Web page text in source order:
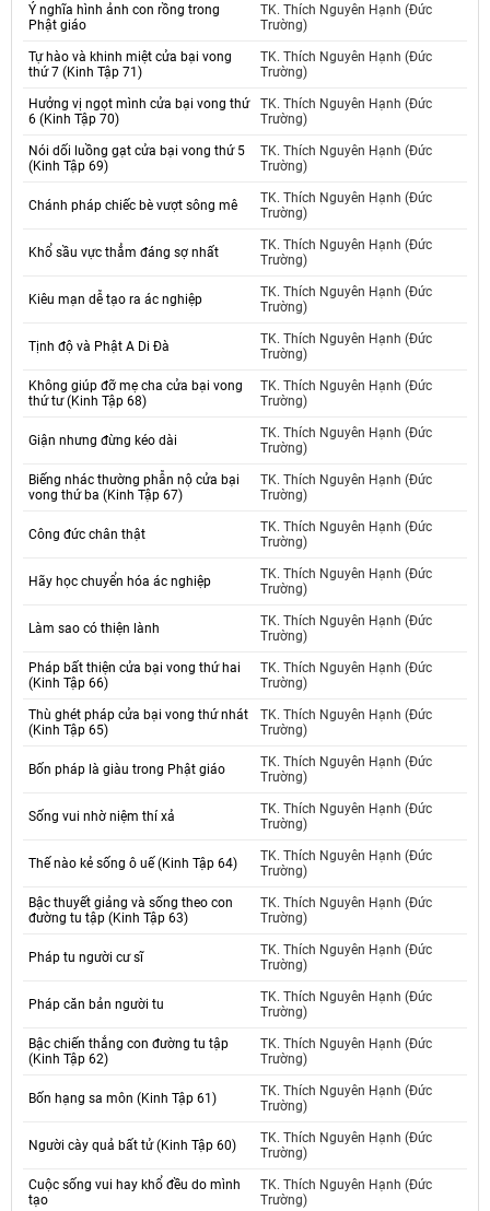
Ý nghĩa hình ảnh con rồng trong
Phật giáo
TK. Thích Nguyên Hạnh (Đức
Trường)
Tự hào và khinh miệt cửa bại vong
thứ 7 (Kinh Tập 71)
TK. Thích Nguyên Hạnh (Đức
Trường)
Hưởng vị ngọt mình cửa bại vong thứ
6 (Kinh Tập 70)
TK. Thích Nguyên Hạnh (Đức
Trường)
Nói dối luồng gạt cửa bại vong thứ 5
(Kinh Tập 69)
TK. Thích Nguyên Hạnh (Đức
Trường)
Chánh pháp chiếc bè vượt sông mê
TK. Thích Nguyên Hạnh (Đức
Trường)
Khổ sầu vực thẳm đáng sợ nhất
TK. Thích Nguyên Hạnh (Đức
Trường)
Kiêu mạn dễ tạo ra ác nghiệp
TK. Thích Nguyên Hạnh (Đức
Trường)
Tịnh độ và Phật A Di Đà
TK. Thích Nguyên Hạnh (Đức
Trường)
Không giúp đỡ mẹ cha cửa bại vong
thứ tư (Kinh Tập 68)
TK. Thích Nguyên Hạnh (Đức
Trường)
Giận nhưng đừng kéo dài
TK. Thích Nguyên Hạnh (Đức
Trường)
Biếng nhác thường phẫn nộ cửa bại
vong thứ ba (Kinh Tập 67)
TK. Thích Nguyên Hạnh (Đức
Trường)
Công đức chân thật
TK. Thích Nguyên Hạnh (Đức
Trường)
Hãy học chuyển hóa ác nghiệp
TK. Thích Nguyên Hạnh (Đức
Trường)
Làm sao có thiện lành
TK. Thích Nguyên Hạnh (Đức
Trường)
Pháp bất thiện cửa bại vong thứ hai
(Kinh Tập 66)
TK. Thích Nguyên Hạnh (Đức
Trường)
Thù ghét pháp cửa bại vong thứ nhát
(Kinh Tập 65)
TK. Thích Nguyên Hạnh (Đức
Trường)
Bốn pháp là giàu trong Phật giáo
TK. Thích Nguyên Hạnh (Đức
Trường)
Sống vui nhờ niệm thí xả
TK. Thích Nguyên Hạnh (Đức
Trường)
Thế nào kẻ sống ô uế (Kinh Tập 64)
TK. Thích Nguyên Hạnh (Đức
Trường)
Bậc thuyết giảng và sống theo con
đường tu tập (Kinh Tập 63)
TK. Thích Nguyên Hạnh (Đức
Trường)
Pháp tu người cư sĩ
TK. Thích Nguyên Hạnh (Đức
Trường)
Pháp căn bản người tu
TK. Thích Nguyên Hạnh (Đức
Trường)
Bậc chiến thắng con đường tu tập
(Kinh Tập 62)
TK. Thích Nguyên Hạnh (Đức
Trường)
Bốn hạng sa môn (Kinh Tập 61)
TK. Thích Nguyên Hạnh (Đức
Trường)
Người cày quả bất tử (Kinh Tập 60)
TK. Thích Nguyên Hạnh (Đức
Trường)
Cuộc sống vui hay khổ đều do mình
tạo
TK. Thích Nguyên Hạnh (Đức
Trường)